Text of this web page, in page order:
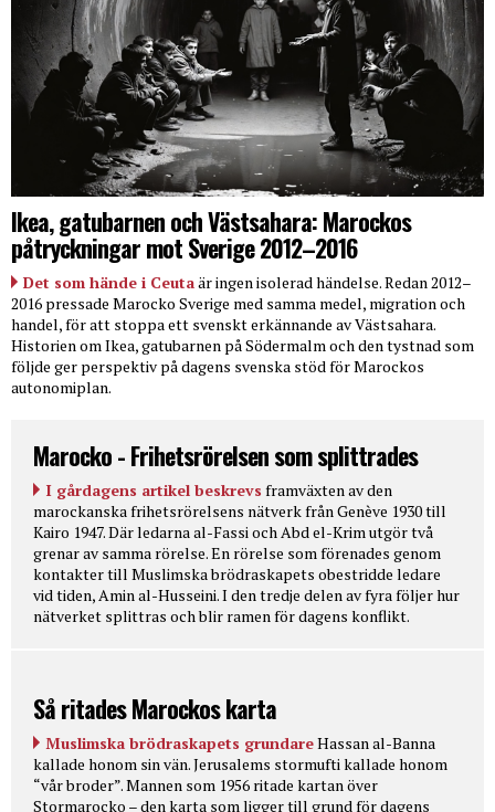
Ikea, gatubarnen och Västsahara: Marockos
påtryckningar mot Sverige 2012–2016
Det som hände i Ceutaär ingen isolerad händelse. Redan 2012–
2016 pressade Marocko Sverige med samma medel, migration och
handel, för att stoppa ett svenskt erkännande av Västsahara.
Historien om Ikea, gatubarnen på Södermalm och den tystnad som
följde ger perspektiv på dagens svenska stöd för Marockos
autonomiplan.
Marocko - Frihetsrörelsen som splittrades
I gårdagens artikel beskrevs framväxten av den
marockanska frihetsrörelsens nätverk från Genève 1930 till
Kairo 1947. Där ledarna al-Fassi och Abd el-Krim utgör två
grenar av samma rörelse. En rörelse som förenades genom
kontakter till Muslimska brödraskapets obestridde ledare
vid tiden, Amin al-Husseini. I den tredje delen av fyra följer hur
nätverket splittras och blir ramen för dagens konflikt.
Så ritades Marockos karta
Muslimska brödraskapets grundareHassan al-Banna
kallade honom sin vän. Jerusalems stormufti kallade honom
“vår broder”. Mannen som 1956 ritade kartan över
Stormarocko – den karta som ligger till grund för dagens